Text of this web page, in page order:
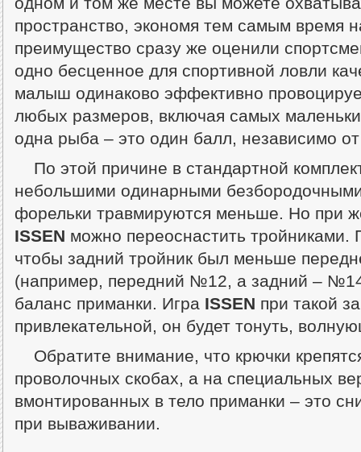
пространство, экономя тем самым время
преимущество сразу же оценили
одно бесценное для спортивной ловли
малыш одинаково эффективно
любых размеров, включая самых
одна рыба – это один балл, независимо
По этой причине в стандартной
небольшими одинарными
форельки травмируются меньше. Но при
ISSEN можно переоснастить тройниками.
чтобы задний тройник был меньше
(например, передний №12, а задний –
баланс приманки. Игра ISSEN при такой
привлекательной, он будет тонуть,
Обратите внимание, что крючки
проволочных скобах, а на специальных
вмонтированных в тело приманки – это
при вываживании.